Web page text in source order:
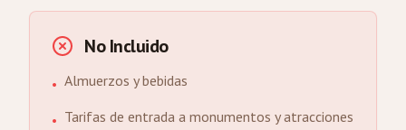
No Incluido
• Almuerzos y bebidas
• Tarifas de entrada a monumentos y atracciones